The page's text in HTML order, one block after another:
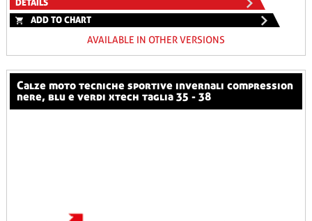
DETAILS
ADD TO CHART
AVAILABLE IN OTHER VERSIONS
calze moto tecniche sportive invernali compression
nere, blu e verdi xtech taglia 35 - 38